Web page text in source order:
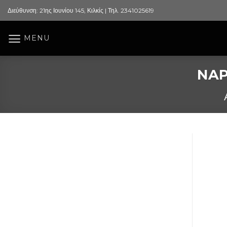
Skip
to
Διεύθυνση: 21ης Ιουνίου 145, Κιλκίς | Τηλ. 2341025619
MENU